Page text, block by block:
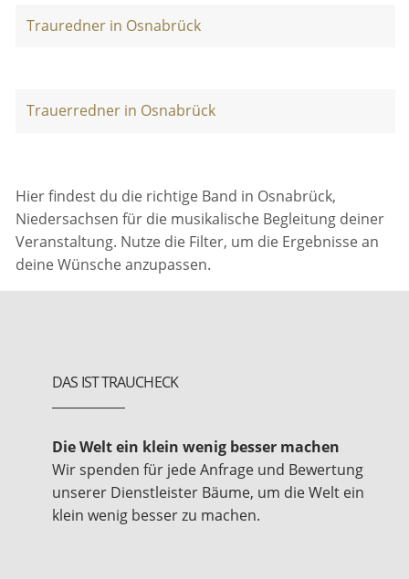
Trauredner in Osnabrück
Trauerredner in Osnabrück
Hier findest du die richtige Band in Osnabrück,
Niedersachsen für die musikalische Begleitung deiner
Veranstaltung. Nutze die Filter, um die Ergebnisse an
deine Wünsche anzupassen.
DAS IST TRAUCHECK
Die Welt ein klein wenig besser machen
Wir spenden für jede Anfrage und Bewertung
unserer Dienstleister Bäume, um die Welt ein
klein wenig besser zu machen.